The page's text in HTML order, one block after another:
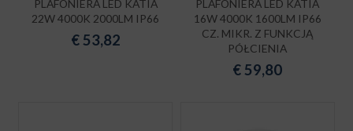
PLAFONIERA LED KATIA
22W 4000K 2000LM IP66
€53,82
PLAFONIERA LED KATIA
16W 4000K 1600LM IP66
CZ. MIKR. Z FUNKCJĄ
PÓŁCIENIA
€59,80